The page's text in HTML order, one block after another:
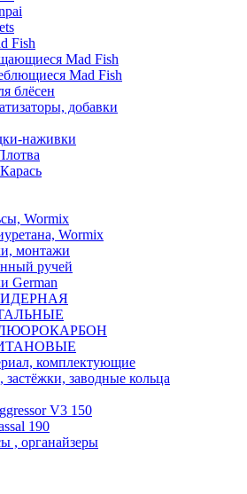
Fish
Mad Fish
Mad Fish
блёсен
добавки
наживки
Wormix
Wormix
монтажи
ручей
German
комплектующие
заводные кольца
V3 150
190
, органайзеры